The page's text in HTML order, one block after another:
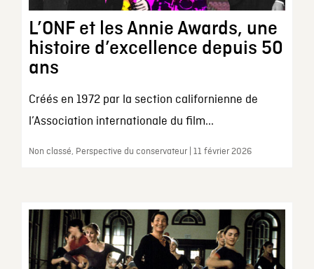
L’ONF et les Annie Awards, une
histoire d’excellence depuis 50
ans
Créés en 1972 par la section californienne de
l’Association internationale du film...
Non classé, Perspective du conservateur | 11 février 2026